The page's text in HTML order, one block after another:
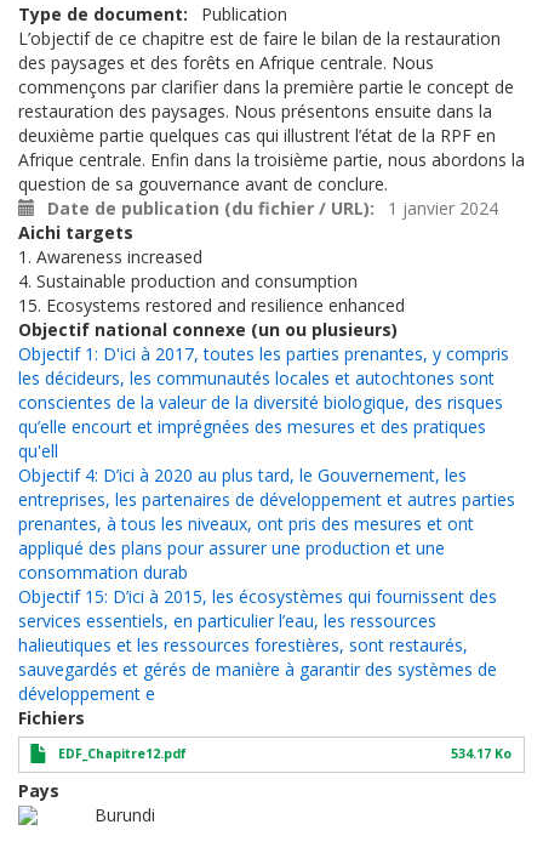
Type de document
Publication
L’objectif de ce chapitre est de faire le bilan de la restauration
des paysages et des forêts en Afrique centrale. Nous
commençons par clarifier dans la première partie le concept de
restauration des paysages. Nous présentons ensuite dans la
deuxième partie quelques cas qui illustrent l’état de la RPF en
Afrique centrale. Enfin dans la troisième partie, nous abordons la
question de sa gouvernance avant de conclure.
Date de publication (du fichier / URL)
1 janvier 2024
Aichi targets
1. Awareness increased
4. Sustainable production and consumption
15. Ecosystems restored and resilience enhanced
Objectif national connexe (un ou plusieurs)
Objectif 1: D'ici à 2017, toutes les parties prenantes, y compris
les décideurs, les communautés locales et autochtones sont
conscientes de la valeur de la diversité biologique, des risques
qu’elle encourt et imprégnées des mesures et des pratiques
qu'ell
Objectif 4: D’ici à 2020 au plus tard, le Gouvernement, les
entreprises, les partenaires de développement et autres parties
prenantes, à tous les niveaux, ont pris des mesures et ont
appliqué des plans pour assurer une production et une
consommation durab
Objectif 15: D’ici à 2015, les écosystèmes qui fournissent des
services essentiels, en particulier l’eau, les ressources
halieutiques et les ressources forestières, sont restaurés,
sauvegardés et gérés de manière à garantir des systèmes de
développement e
Fichiers
EDF_Chapitre12.pdf 534.17 Ko
Pays
Burundi